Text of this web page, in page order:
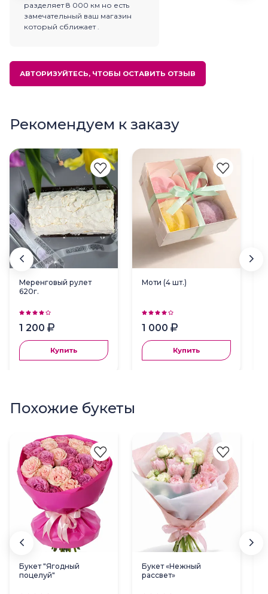
разделяет 8 000 км но есть
замечательный ваш магазин
который сближает .
АВТОРИЗУЙТЕСЬ, ЧТОБЫ ОСТАВИТЬ ОТЗЫВ
Рекомендуем к заказу
Меренговый рулет
620г.
1 200
Купить
Моти (4 шт.)
1 000
Купить
Похожие букеты
Букет "Ягодный
поцелуй"
Букет «Нежный
рассвет»